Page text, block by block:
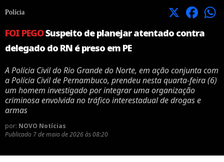
Polícia X Facebook
FOI PEGOSuspeito de planejar atentado contra
delegado do RN é preso em PE
A Polícia Civil do Rio Grande do Norte, em ação conjunta com
a Polícia Civil de Pernambuco, prendeu nesta quarta-feira (6)
um homem investigado por integrar uma organização
criminosa envolvida no tráfico interestadual de drogas e
armas
por: NOVO Notícias
Publicado 7 de maio de 2026 às 08:20